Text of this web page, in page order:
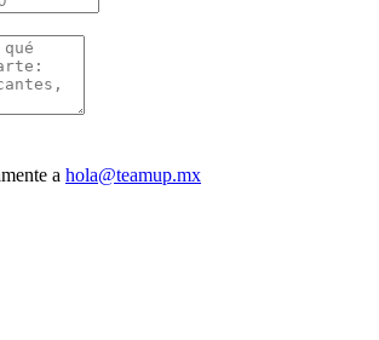
a hola@teamup.mx